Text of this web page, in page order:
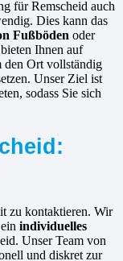
für Remscheid auch
Dies kann das
Fußböden oder
Ihnen auf
den Ort vollständig
Unser Ziel ist
sodass Sie sich
zu kontaktieren. Wir
individuelles
Unser Team von
und diskret zur